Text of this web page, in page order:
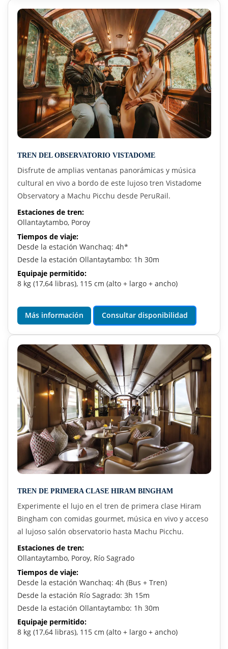
TREN DEL OBSERVATORIO VISTADOME
Disfrute de amplias ventanas panorámicas y música
cultural en vivo a bordo de este lujoso tren Vistadome
Observatory a Machu Picchu desde PeruRail.
Estaciones de tren:
Ollantaytambo, Poroy
Tiempos de viaje:
Desde la estación Wanchaq: 4h*
Desde la estación Ollantaytambo: 1h 30m
Equipaje permitido:
8 kg (17,64 libras), 115 cm (alto + largo + ancho)
Más información Consultar disponibilidad
TREN DE PRIMERA CLASE HIRAM BINGHAM
Experimente el lujo en el tren de primera clase Hiram
Bingham con comidas gourmet, música en vivo y acceso
al lujoso salón observatorio hasta Machu Picchu.
Estaciones de tren:
Ollantaytambo, Poroy, Río Sagrado
Tiempos de viaje:
Desde la estación Wanchaq: 4h (Bus + Tren)
Desde la estación Río Sagrado: 3h 15m
Desde la estación Ollantaytambo: 1h 30m
Equipaje permitido:
8 kg (17,64 libras), 115 cm (alto + largo + ancho)